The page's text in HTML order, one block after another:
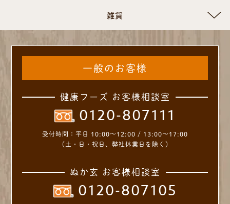
雑貨
一般のお客様
健康フーズ お客様相談室
0120-807111
受付時間： 平日 10:00～12:00 / 13:00～17:00
（土・日・祝日、弊社休業日を除く）
ぬか玄 お客様相談室
0120-807105